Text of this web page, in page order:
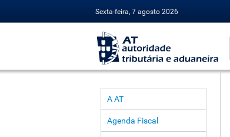
Sexta-feira, 7 agosto 2026
A AT
Agenda Fiscal